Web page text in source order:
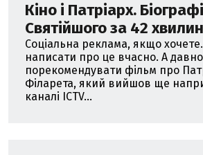
Кіно і Патріарх.
Святійшого за 42
Cоціальна реклама, якщо
написати про це вчасно. А давно
порекомендувати фільм про
Філарета, який вийшов ще
каналі ICTV...